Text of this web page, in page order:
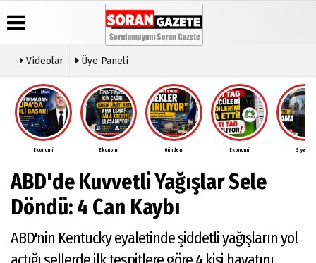
Üye Paneli
Haber
Arşivi
Haberleri
Anketler
Video
Galeri
Künye
İletişim
Çerez
Gizlilik
Videolar Üye Paneli
Ekonomi Ekonomi Gündem Ekonomi Siyaset
ABD'de Kuvvetli Yağışlar Sele
Döndü: 4 Can Kaybı
ABD'nin Kentucky eyaletinde şiddetli yağışların yol